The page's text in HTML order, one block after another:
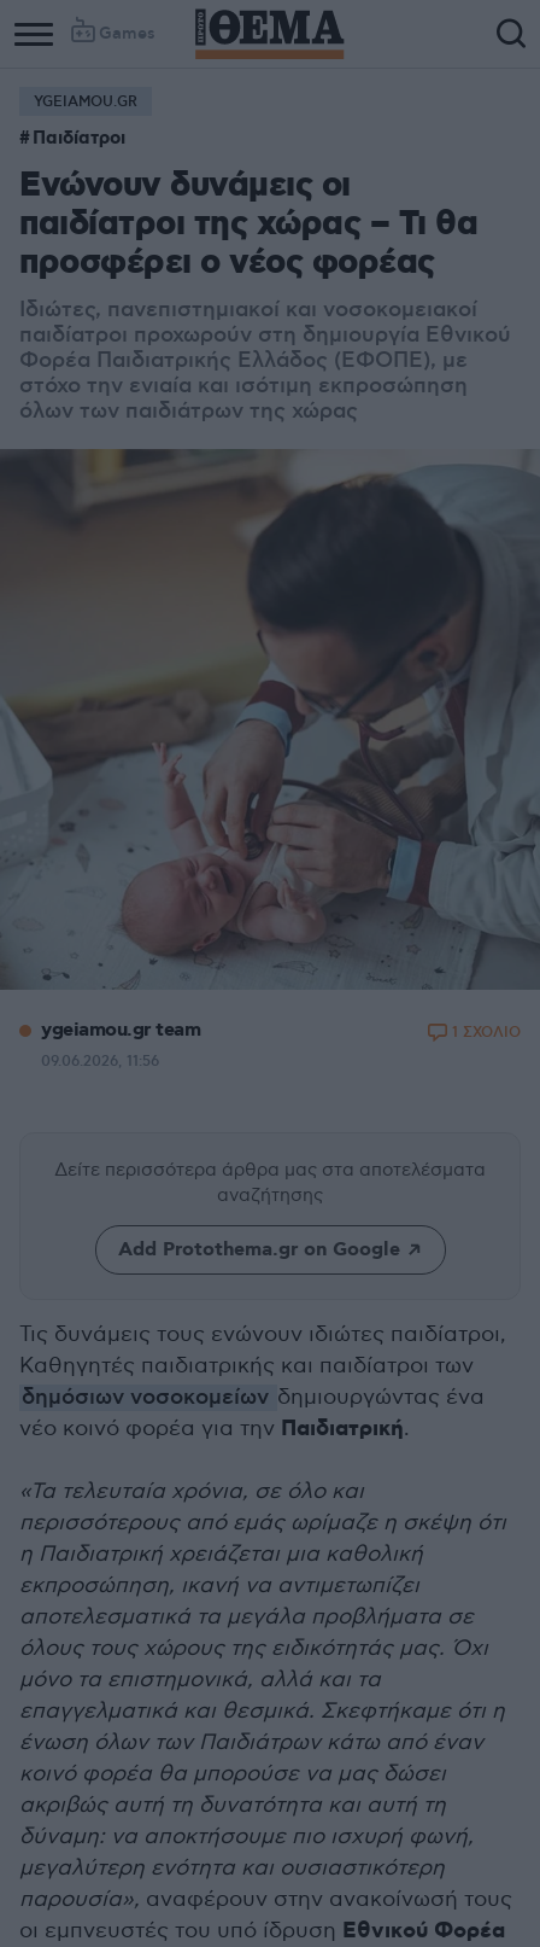
Games
YGEIAMOU.GR
Παιδίατροι
Ενώνουν δυνάμεις οι
παιδίατροι της χώρας – Τι θα
προσφέρει ο νέος φορέας
Ιδιώτες, πανεπιστημιακοί και νοσοκομειακοί
παιδίατροι προχωρούν στη δημιουργία Εθνικού
Φορέα Παιδιατρικής Ελλάδος (ΕΦΟΠΕ), με
στόχο την ενιαία και ισότιμη εκπροσώπηση
όλων των παιδιάτρων της χώρας
ygeiamou.gr team
09.06.2026, 11:56
1 ΣΧΟΛΙΟ
Δείτε περισσότερα άρθρα μας στα αποτελέσματα
αναζήτησης
Add Protothema.gr on Google
Τις δυνάμεις τους ενώνουν ιδιώτες παιδίατροι,
Καθηγητές παιδιατρικής και παιδίατροι των
δημόσιων νοσοκομείων δημιουργώντας ένα
νέο κοινό φορέα για την Παιδιατρική.
«Τα τελευταία χρόνια, σε όλο και
περισσότερους από εμάς ωρίμαζε η σκέψη ότι
η Παιδιατρική χρειάζεται μια καθολική
εκπροσώπηση, ικανή να αντιμετωπίζει
αποτελεσματικά τα μεγάλα προβλήματα σε
όλους τους χώρους της ειδικότητάς μας. Όχι
μόνο τα επιστημονικά, αλλά και τα
επαγγελματικά και θεσμικά. Σκεφτήκαμε ότι η
ένωση όλων των Παιδιάτρων κάτω από έναν
κοινό φορέα θα μπορούσε να μας δώσει
ακριβώς αυτή τη δυνατότητα και αυτή τη
δύναμη: να αποκτήσουμε πιο ισχυρή φωνή,
μεγαλύτερη ενότητα και ουσιαστικότερη
παρουσία», αναφέρουν στην ανακοίνωσή τους
οι εμπνευστές του υπό ίδρυση Εθνικού Φορέα